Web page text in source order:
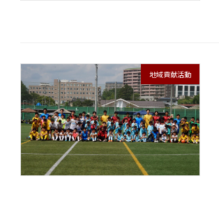
地域貢献活動